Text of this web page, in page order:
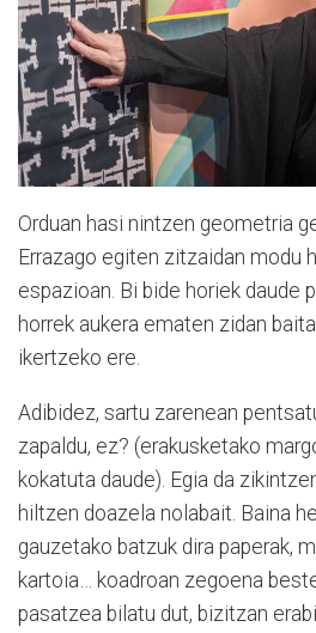
Orduan hasi nintzen geometria
Errazago egiten zitzaidan modu
espazioan. Bi bide horiek daude
horrek aukera ematen zidan
ikertzeko ere.
Adibidez, sartu zarenean
zapaldu, ez? (erakusketako
kokatuta daude). Egia da
hiltzen doazela nolabait. Baina
gauzetako batzuk dira paperak,
kartoia… koadroan zegoena
pasatzea bilatu dut, bizitzan